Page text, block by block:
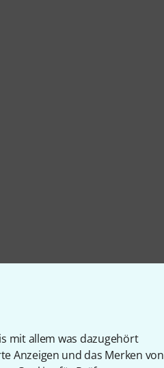
mit allem was dazugehört
Anzeigen und das Merken von